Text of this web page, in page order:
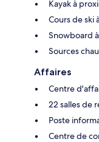
Kayak à
Cours de ski
Snowboard
Sources
Affaires
Centre
22 salles de
Poste
Centre de